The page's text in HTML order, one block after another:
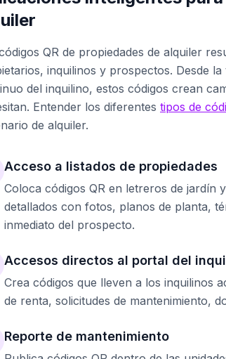
QR de propiedades de alquiler
inquilinos y prospectos. Desde
del inquilino, estos códigos crean
Entender los diferentes tipos de
de alquiler.
Acceso a listados de propiedades
Coloca códigos QR en letreros de jardín
detallados con fotos, planos de planta,
inmediato del prospecto.
Accesos directos al portal del
Crea códigos que lleven a los inquilinos
de renta, solicitudes de mantenimiento,
Reporte de mantenimiento